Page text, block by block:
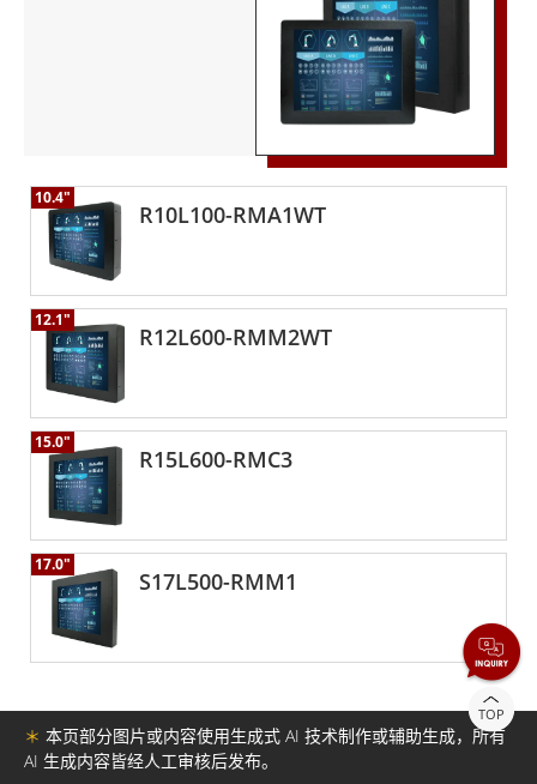
程的网站或立即联系我们的团队。
屏，包括电阻式触摸屏和防护玻璃。电阻式触摸选项为用户界
面需要简单易用的应用提供了可靠、经济高效的解决方案。另
一方面，对于显示屏需要更坚固并提供额外保护以防止撞击和
刮擦的应用来说，防护玻璃是理想的解决方案。 融程的后置安
装工业显示屏用途广泛，可用于各种工业和商业应用。控制台
或控制中心、自助服务亭和ATM只是这些显示屏的理想应用的
这对于可靠性和安全性至关重要的应用至关重要。 除了坚固性
和多功能性之外，融程的后置工业显示屏还提供高质量的图形
和显示分辨率，使其非常适合需要清晰准确的视觉反馈的应
用。这些显示屏还有多种尺寸和配置可供选择，使其适合各种
应用。 融程后置安装工业显示屏的另一个重要方面是易于与现
有系统集成。这些显示屏旨在与各种工业控制系统无缝协作，
使其易于集成到现有应用中，这使得它们成为将上市时间和易
于集成作为重要因素的应用的理想选择。 融程的后置安装工业
显示屏是需要耐用性、稳定性和安全性的应用的绝佳选择，其
坚固的结构、可靠的性能和多功能触控萤幕使其成为各种工业
和商业应用的理想选择。无论您需要控制台或控制中心、自助
服务亭还是ATM显示屏，融程的后置安装工业显示屏都能提供
出色的解决方案来满足您的需求。
R10L100-RMA1WT
10.4"
R12L600-RMM2WT
12.1"
R15L600-RMC3
15.0"
S17L500-RMM1
17.0"
TOP
＊ 本页部分图片或内容使用生成式 AI 技术制作或辅助生成，所有
AI 生成内容皆经人工审核后发布。